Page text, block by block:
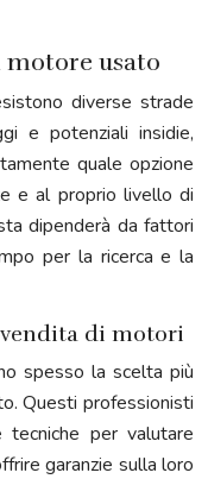
motore usato
diverse strade
e potenziali insidie,
quale opzione
e al proprio livello di
dipenderà da fattori
per la ricerca e la
di motori
spesso la scelta più
Questi professionisti
tecniche per valutare
garanzie sulla loro